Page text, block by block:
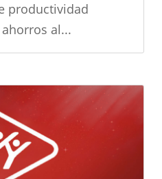
productividad
al...